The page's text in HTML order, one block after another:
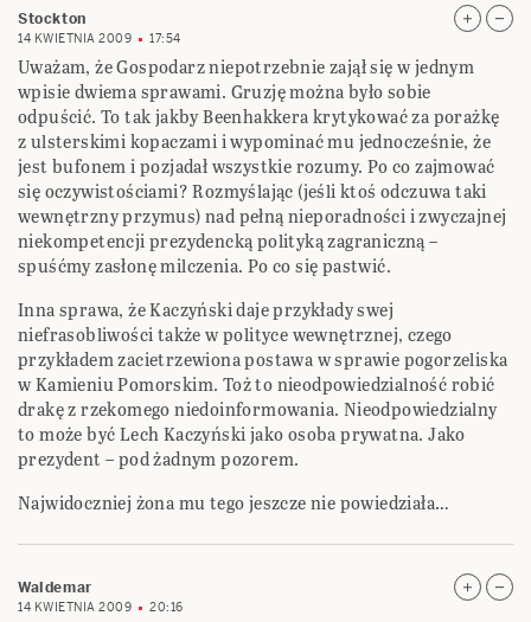
Stockton
14 KWIETNIA 2009 17:54
Uważam, że Gospodarz niepotrzebnie zajął się w jednym
wpisie dwiema sprawami. Gruzję można było sobie
odpuścić. To tak jakby Beenhakkera krytykować za porażkę
z ulsterskimi kopaczami i wypominać mu jednocześnie, że
jest bufonem i pozjadał wszystkie rozumy. Po co zajmować
się oczywistościami? Rozmyślając (jeśli ktoś odczuwa taki
wewnętrzny przymus) nad pełną nieporadności i zwyczajnej
niekompetencji prezydencką polityką zagraniczną –
spuśćmy zasłonę milczenia. Po co się pastwić.
Inna sprawa, że Kaczyński daje przykłady swej
niefrasobliwości także w polityce wewnętrznej, czego
przykładem zacietrzewiona postawa w sprawie pogorzeliska
w Kamieniu Pomorskim. Toż to nieodpowiedzialność robić
drakę z rzekomego niedoinformowania. Nieodpowiedzialny
to może być Lech Kaczyński jako osoba prywatna. Jako
prezydent – pod żadnym pozorem.
Najwidoczniej żona mu tego jeszcze nie powiedziała…
Waldemar
14 KWIETNIA 2009 20:16